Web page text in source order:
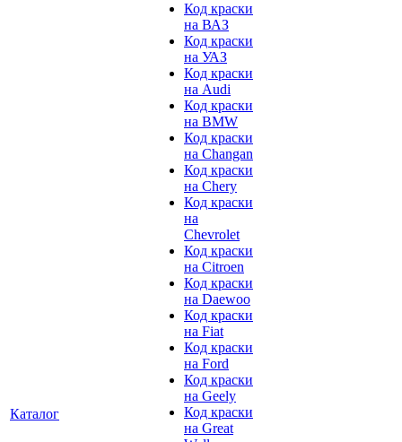
Каталог
Код краски
на ВАЗ
Код краски
на УАЗ
Код краски
на Audi
Код краски
на BMW
Код краски
на Changan
Код краски
на Chery
Код краски
на
Chevrolet
Код краски
на Citroen
Код краски
на Daewoo
Код краски
на Fiat
Код краски
на Ford
Код краски
на Geely
Код краски
на Great